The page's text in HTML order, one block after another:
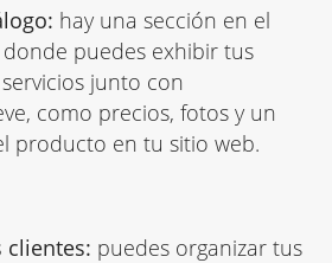
hay una sección en el
puedes exhibir tus
junto con
como precios, fotos y un
producto en tu sitio web.
clientes: puedes organizar tus